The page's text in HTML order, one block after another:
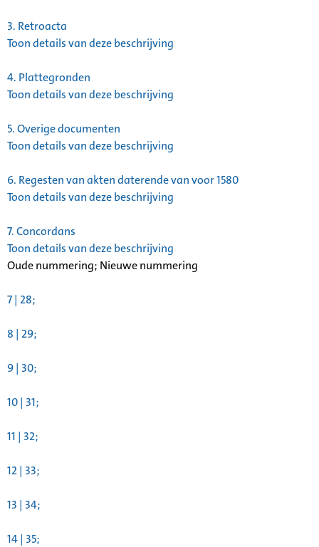
3. Retroacta
Toon details van deze beschrijving
4. Plattegronden
Toon details van deze beschrijving
5.Overige documenten
Toon details van deze beschrijving
6. Regesten van akten daterende van voor 1580
Toon details van deze beschrijving
7.Concordans
Toon details van deze beschrijving
Oude nummering; Nieuwe nummering
7 | 28;
8 | 29;
9 | 30;
10 | 31;
11 | 32;
12 | 33;
13 | 34;
14 | 35;